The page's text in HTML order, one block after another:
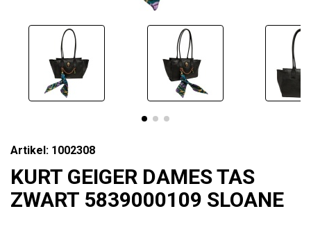
Artikel: 1002308
KURT GEIGER DAMES TAS
ZWART 5839000109 SLOANE